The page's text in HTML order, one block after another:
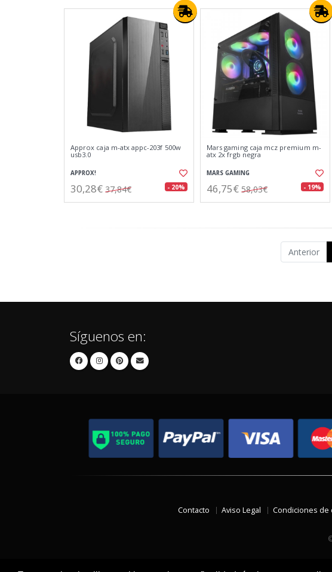
Approx caja m-atx appc-203f 500w
usb3.0
APPROX!
30,28€ 37,84€ - 20%
Mars gaming caja mcz premium m-
atx 2x frgb negra
MARS GAMING
46,75€ 58,03€ - 19%
Anterior
Síguenos en:
Contacto Aviso Legal Condiciones de